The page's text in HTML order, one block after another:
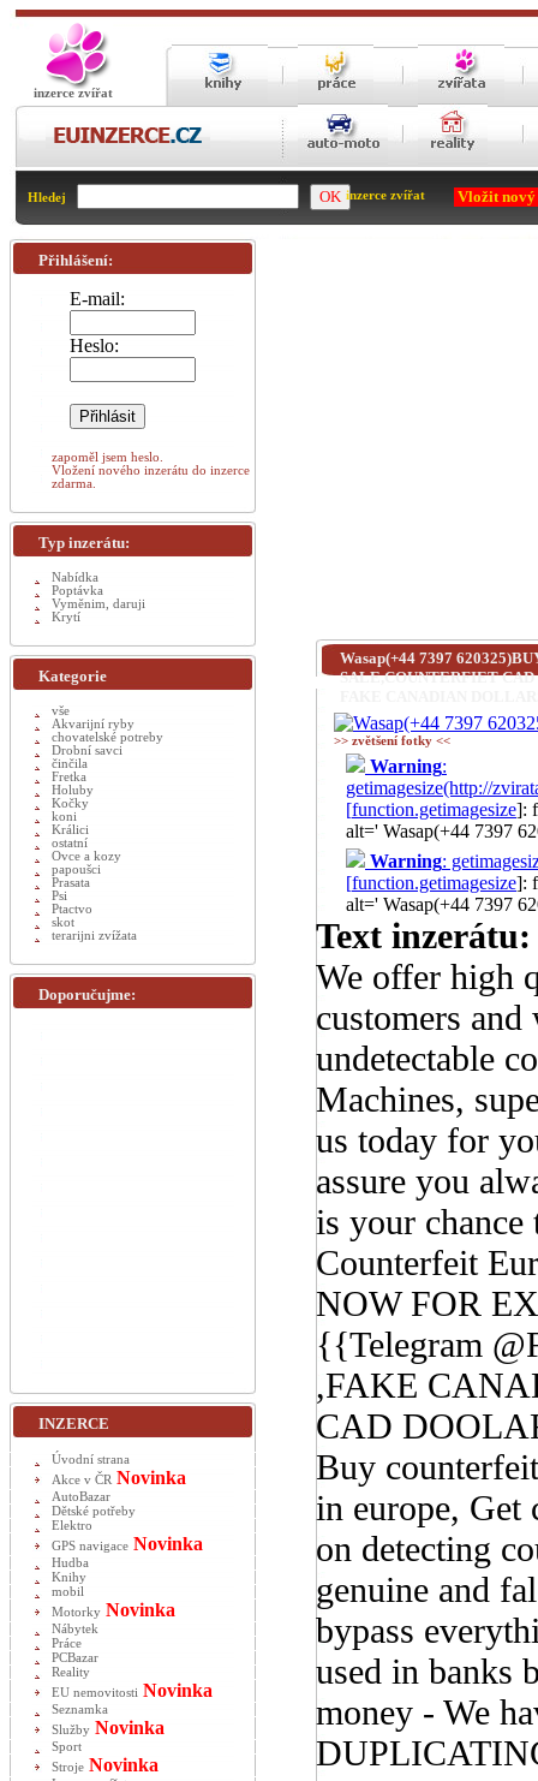
inzerce zvířat
Hledej inzerce zvířat Vložit
Wasap(+44 7397
SALE,COUNTERFIET
>> zvětšení fotky <<
Warning:
getimagesize(http://
[function.getimagesize]:
alt=' Wasap(+44
Warning:
[function.getimagesize]:
alt=' Wasap(+44
Text inzerátu:
We offer high
customers
undetectable
Machines,
us today for
assure you
is your
Counterfeit
NOW FOR
{{Telegram
,FAKE
CAD
Buy
in europe, Get
on detecting
genuine and
bypass
used in banks
money - We
Přihlášení:
E-mail:
Heslo:
zapoměl jsem heslo.
Vložení nového inzerátu do inzerce
zdarma.
Typ inzerátu:
Nabídka
Poptávka
Vyměnim, daruji
Krytí
Kategorie
vše
Akvarijní ryby
chovatelské potreby
Drobní savci
činčila
Fretka
Holuby
Kočky
koni
Králici
ostatní
Ovce a kozy
papoušci
Prasata
Psi
Ptactvo
skot
terarijni zvížata
Doporučujme:
INZERCE
Úvodní strana
Akce v ČR Novinka
AutoBazar
Dětské potřeby
Elektro
GPS navigace Novinka
Hudba
Knihy
mobil
Motorky Novinka
Nábytek
Práce
PCBazar
Reality
EU nemovitosti Novinka
Seznamka
Služby Novinka
Sport
Stroje Novinka